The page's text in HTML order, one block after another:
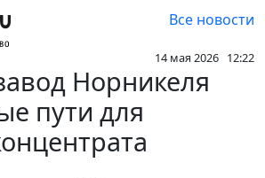
Все новости
14 мая 2026 12:22
Норникеля
пути для